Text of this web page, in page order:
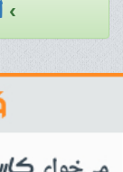
›